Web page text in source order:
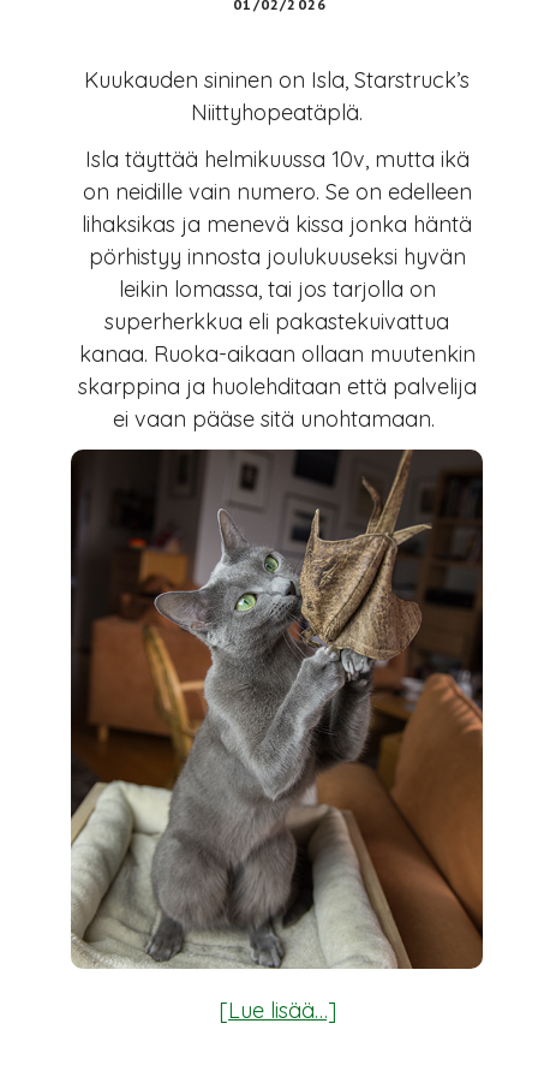
e
n
o
n
S
i
s
s
i
01/02/2026
Kuukauden sininen on Isla, Starstruck’s
Niittyhopeatäplä.
Isla täyttää helmikuussa 10v, mutta ikä
on neidille vain numero. Se on edelleen
lihaksikas ja menevä kissa jonka häntä
pörhistyy innosta joulukuuseksi hyvän
leikin lomassa, tai jos tarjolla on
superherkkua eli pakastekuivattua
kanaa. Ruoka-aikaan ollaan muutenkin
skarppina ja huolehditaan että palvelija
ei vaan pääse sitä unohtamaan.
[Lue lisää…]tietoaHelmikuun